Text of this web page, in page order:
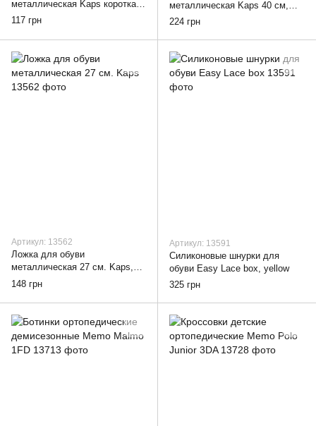
металлическая Kaps короткая
17.5 см, black
117 грн
металлическая Kaps 40 см,
black
224 грн
Артикул: 13562
Ложка для обуви
металлическая 27 см. Kaps,
Silver
148 грн
Артикул: 13591
Силиконовые шнурки для
обуви Easy Lace box, yellow
325 грн